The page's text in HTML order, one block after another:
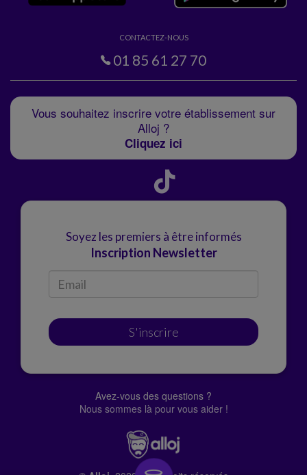
CONTACTEZ-NOUS
01 85 61 27 70
Vous souhaitez inscrire votre établissement sur
Alloj ?
Cliquez ici
Soyez les premiers à être informés
Inscription Newsletter
S'inscrire
Avez-vous des questions ?
Nous sommes là pour vous aider !